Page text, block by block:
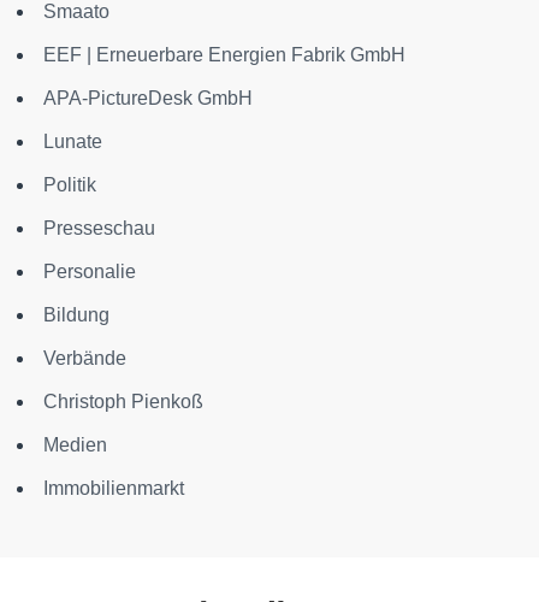
Smaato
EEF | Erneuerbare Energien Fabrik GmbH
APA-PictureDesk GmbH
Lunate
Politik
Presseschau
Personalie
Bildung
Verbände
Christoph Pienkoß
Medien
Immobilienmarkt